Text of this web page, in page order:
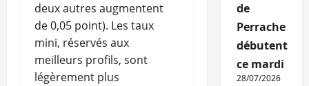
deux autres augmentent
de 0,05 point). Les taux
mini, réservés aux
meilleurs profils, sont
légèrement plus
de
Perrache
débutent
ce mardi
28/07/2026